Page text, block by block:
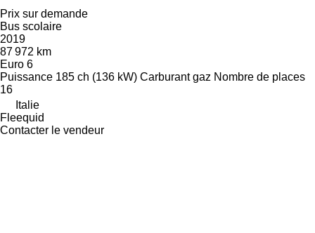
Prix sur demande
Bus scolaire
2019
87 972 km
Euro 6
Puissance 185 ch (136 kW) Carburant gaz Nombre de places
16
Italie
Fleequid
Contacter le vendeur